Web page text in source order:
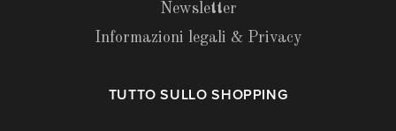
Newsletter
Informazioni legali & Privacy
TUTTO SULLO SHOPPING